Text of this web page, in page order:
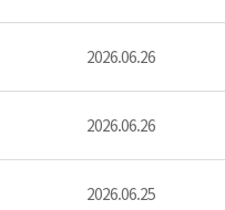
2026.06.26
2026.06.26
2026.06.25